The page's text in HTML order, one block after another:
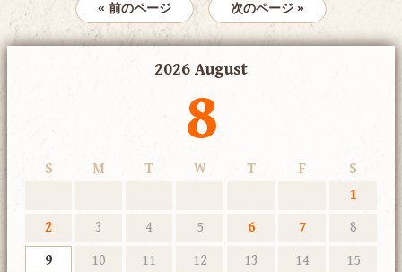
« 前のページ 次のページ »
2026 August
8
S M T W T F
S
1
2
3 4 5 6 7
8
9
10 11 12 13 14
15